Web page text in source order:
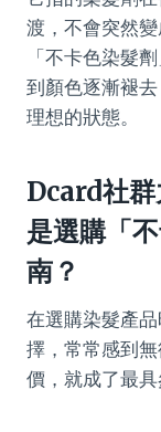
渡，不會突然
「不卡色染髮
到顏色逐漸褪
理想的狀態。
Dcard社
是選購「
南？
在選購染髮產
擇，常常感到
價，就成了最具